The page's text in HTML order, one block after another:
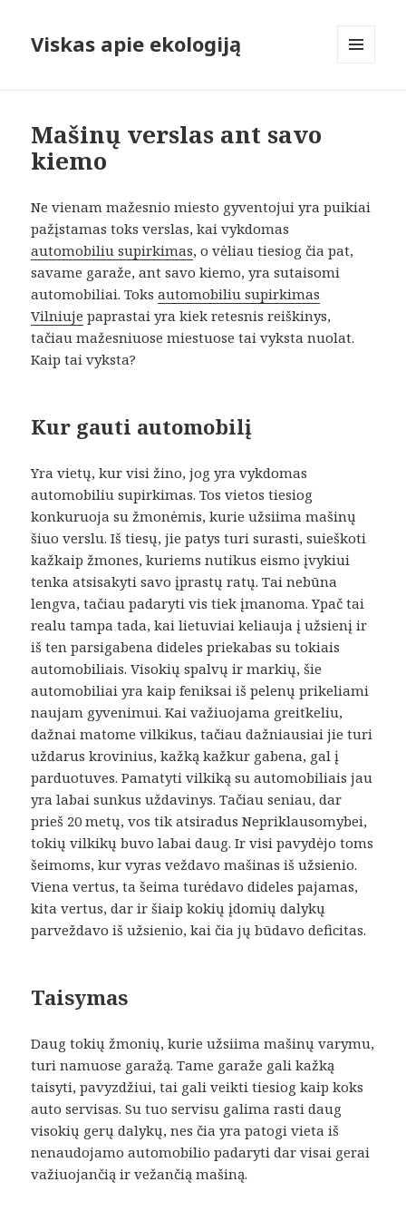
Viskas apie ekologiją
Mašinų verslas ant savo
kiemo
Ne vienam mažesnio miesto gyventojui yra puikiai
pažįstamas toks verslas, kai vykdomas
automobiliu supirkimas, o vėliau tiesiog čia pat,
savame garaže, ant savo kiemo, yra sutaisomi
automobiliai. Toksautomobiliu supirkimas
Vilniuje paprastai yra kiek retesnis reiškinys,
tačiau mažesniuose miestuose tai vyksta nuolat.
Kaip tai vyksta?
Kur gauti automobilį
Yra vietų, kur visi žino, jog yra vykdomas
automobiliu supirkimas. Tos vietos tiesiog
konkuruoja su žmonėmis, kurie užsiima mašinų
šiuo verslu. Iš tiesų, jie patys turi surasti, suieškoti
kažkaip žmones, kuriems nutikus eismo įvykiui
tenka atsisakyti savo įprastų ratų. Tai nebūna
lengva, tačiau padaryti vis tiek įmanoma. Ypač tai
realu tampa tada, kai lietuviai keliauja į užsienį ir
iš ten parsigabena dideles priekabas su tokiais
automobiliais. Visokių spalvų ir markių, šie
automobiliai yra kaip feniksai iš pelenų prikeliami
naujam gyvenimui. Kai važiuojama greitkeliu,
dažnai matome vilkikus, tačiau dažniausiai jie turi
uždarus krovinius, kažką kažkur gabena, gal į
parduotuves. Pamatyti vilkiką su automobiliais jau
yra labai sunkus uždavinys. Tačiau seniau, dar
prieš 20 metų, vos tik atsiradus Nepriklausomybei,
tokių vilkikų buvo labai daug. Ir visi pavydėjo toms
šeimoms, kur vyras veždavo mašinas iš užsienio.
Viena vertus, ta šeima turėdavo dideles pajamas,
kita vertus, dar ir šiaip kokių įdomių dalykų
parveždavo iš užsienio, kai čia jų būdavo deficitas.
Taisymas
Daug tokių žmonių, kurie užsiima mašinų varymu,
turi namuose garažą. Tame garaže gali kažką
taisyti, pavyzdžiui, tai gali veikti tiesiog kaip koks
auto servisas. Su tuo servisu galima rasti daug
visokių gerų dalykų, nes čia yra patogi vieta iš
nenaudojamo automobilio padaryti dar visai gerai
važiuojančią ir vežančią mašiną.